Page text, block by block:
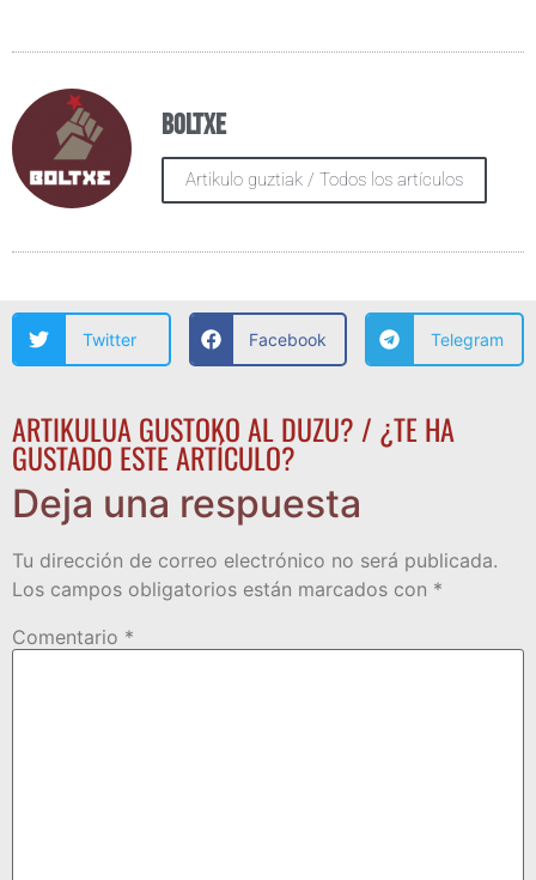
Boltxe
Artikulo guztiak / Todos los artículos
Twitter Facebook Telegram
ARTIKULUA GUSTOKO AL DUZU? / ¿TE HA
GUSTADO ESTE ARTÍCULO?
Deja una respuesta
Tu dirección de correo electrónico no será publicada.
Los campos obligatorios están marcados con *
Comentario *